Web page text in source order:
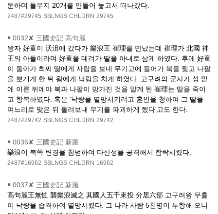
둔하며 돌무지 20개를 만들어 놓고서 떠나갔다.
2487#29745 SBLNGS CHLDRN 29745
￭ 0032✘ 三國史記 高句麗
왕자 好童이 沃沮에 갔다가 樂浪王 崔理를 만났는데 崔理가 北國 神
王의 아들이라며 好童을 데려가 딸을 아내로 삼게 하였다. 후에 好童
이 돌아가 최씨 딸에게 사람을 보내 무기고에 들어가 북을 찢고 나팔
을 뽀개게 한 뒤 왕에게 낙랑을 치게 하였다. 고구려의 군사가 성 밑
에 이른 뒤에야 북과 나팔이 망가진 것을 알게 된 崔理는 딸을 죽이
고 항복하였다. 혹은 '낙랑을 멸망시키려고 혼인을 청하여 그 딸을
며느리로 맞은 뒤 돌려보내 무기를 파괴하게 했다'고도 한다.
2487#29742 SBLNGS CHLDRN 29742
￭ 0036✘ 三國史記 新羅
樂浪이 북쪽 변경을 침범하여 타산성을 공격해서 함락시켰다.
2487#16962 SBLNGS CHLDRN 16962
￭ 0037✘ 三國史記 新羅
髙句麗王無恤 襲樂浪滅之 其國人五千來投 分居六部 고구려왕 무휼
이 낙랑을 습격하여 멸망시켰다. 그 나라 사람 5천명이 투항해 오니